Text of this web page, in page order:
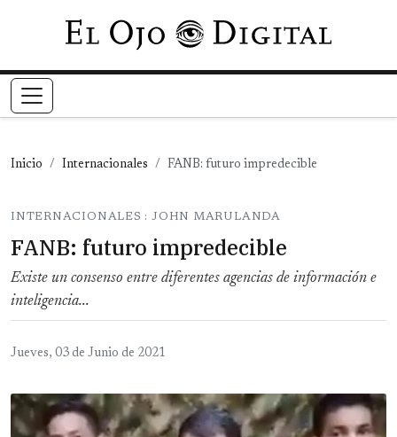
Pasar al contenido principal
Inicio Internacionales FANB: futuro impredecible
INTERNACIONALES : JOHN MARULANDA
FANB: futuro impredecible
Existe un consenso entre diferentes agencias de información e
inteligencia...
Jueves, 03 de Junio de 2021